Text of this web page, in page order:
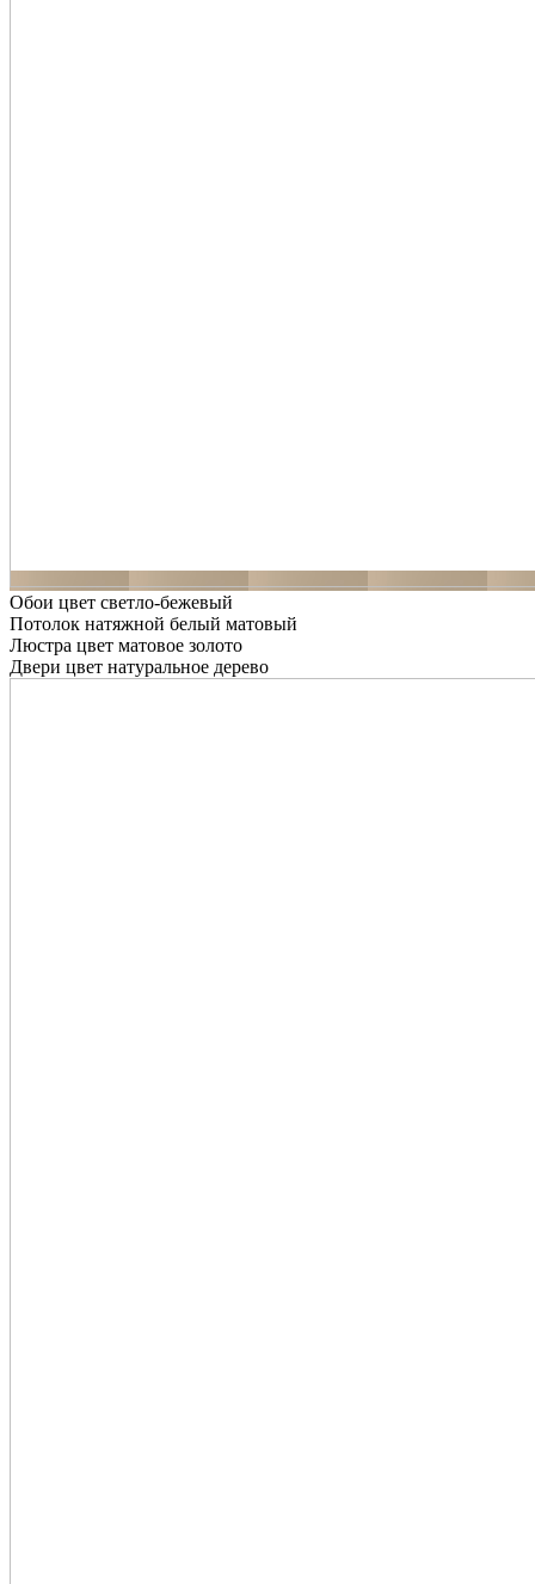
Обои цвет светло-бежевый
Потолок натяжной белый матовый
Люстра цвет матовое золото
Двери цвет натуральное дерево